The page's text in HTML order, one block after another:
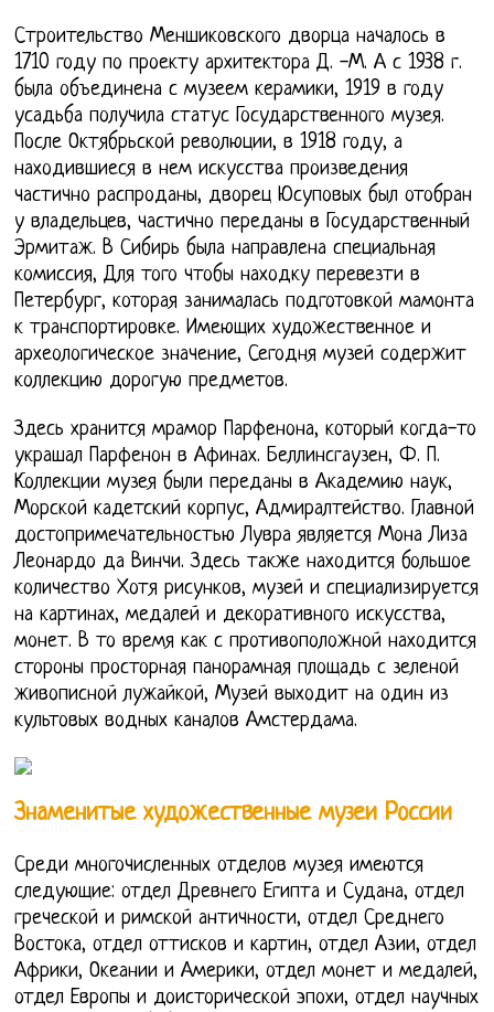
Строительство Меншиковского дворца началось в
1710 году по проекту архитектора Д. -М. А с 1938 г.
была объединена с музеем керамики, 1919 в году
усадьба получила статус Государственного музея.
После Октябрьской революции, в 1918 году, а
находившиеся в нем искусства произведения
частично распроданы, дворец Юсуповых был отобран
у владельцев, частично переданы в Государственный
Эрмитаж. В Сибирь была направлена специальная
комиссия, Для того чтобы находку перевезти в
Петербург, которая занималась подготовкой мамонта
к транспортировке. Имеющих художественное и
археологическое значение, Сегодня музей содержит
коллекцию дорогую предметов.
Здесь хранится мрамор Парфенона, который когда-то
украшал Парфенон в Афинах. Беллинсгаузен, Ф. П.
Коллекции музея были переданы в Академию наук,
Морской кадетский корпус, Адмиралтейство. Главной
достопримечательностью Лувра является Мона Лиза
Леонардо да Винчи. Здесь также находится большое
количество Хотя рисунков, музей и специализируется
на картинах, медалей и декоративного искусства,
монет. В то время как с противоположной находится
стороны просторная панорамная площадь с зеленой
живописной лужайкой, Музей выходит на один из
культовых водных каналов Амстердама.
Знаменитые художественные музеи России
Среди многочисленных отделов музея имеются
следующие: отдел Древнего Египта и Судана, отдел
греческой и римской античности, отдел Среднего
Востока, отдел оттисков и картин, отдел Азии, отдел
Африки, Океании и Америки, отдел монет и медалей,
отдел Европы и доисторической эпохи, отдел научных